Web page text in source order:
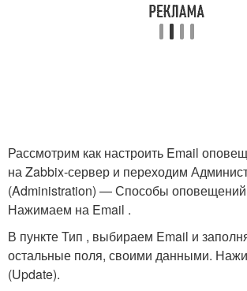
Рассмотрим как настроить Email
на Zabbix-сервер и переходим
(Administration) — Способы оповещений
Нажимаем на Email .
В пункте Тип , выбираем Email и
остальные поля, своими данными.
(Update).